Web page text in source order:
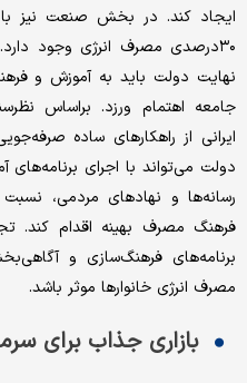
ایجاد کند. در بخش صنعت نیز با
۳۰درصدی مصرف انرژی وجود
نهایت دولت باید به آموزش و
ایرانی از راهکارهای ساده
دولت می‌‌‌تواند با اجرای برنامه‌‌‌های
رسانه‌‌‌ها و نهادهای مردمی،
فرهنگ مصرف بهینه اقدام کند.
مصرف انرژی خانوارها موثر باشد.
بازاری جذاب برای